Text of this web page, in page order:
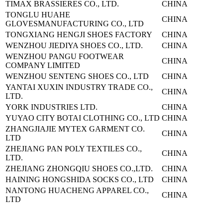
TIMAX BRASSIERES CO., LTD.
CHINA
TONGLU HUAHE
GLOVESMANUFACTURING CO., LTD
CHINA
TONGXIANG HENGJI SHOES FACTORY
CHINA
WENZHOU JIEDIYA SHOES CO., LTD.
CHINA
WENZHOU PANGU FOOTWEAR
COMPANY LIMITED
CHINA
WENZHOU SENTENG SHOES CO., LTD
CHINA
YANTAI XUXIN INDUSTRY TRADE CO.,
LTD.
CHINA
YORK INDUSTRIES LTD.
CHINA
YUYAO CITY BOTAI CLOTHING CO., LTD CHINA
ZHANGJIAJIE MYTEX GARMENT CO.
LTD
CHINA
ZHEJIANG PAN POLY TEXTILES CO.,
LTD.
CHINA
ZHEJIANG ZHONGQIU SHOES CO.,LTD.
CHINA
HAINING HONGSHIDA SOCKS CO., LTD
CHINA
NANTONG HUACHENG APPAREL CO.,
LTD
CHINA